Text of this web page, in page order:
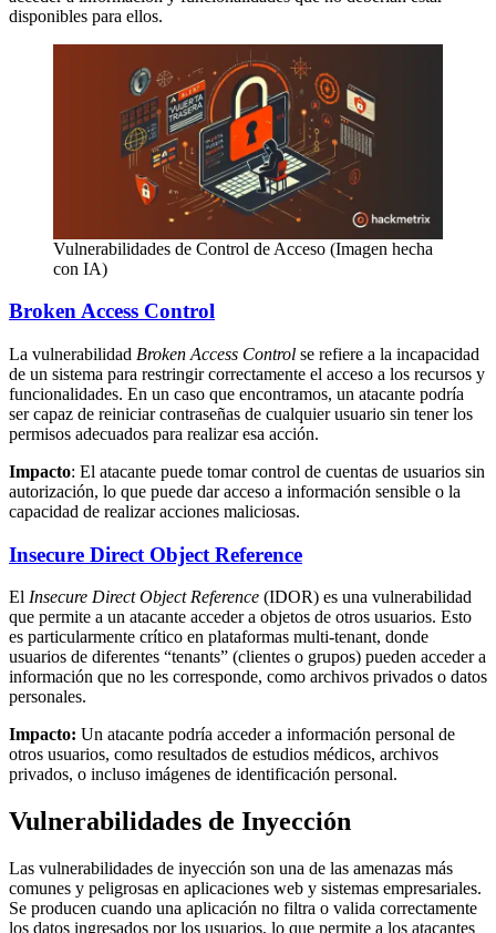
disponibles para ellos.
Vulnerabilidades de Control de Acceso (Imagen hecha
con IA)
Broken Access Control
La vulnerabilidad Broken Access Control se refiere a la incapacidad
de un sistema para restringir correctamente el acceso a los recursos y
funcionalidades. En un caso que encontramos, un atacante podría
ser capaz de reiniciar contraseñas de cualquier usuario sin tener los
permisos adecuados para realizar esa acción.
Impacto: El atacante puede tomar control de cuentas de usuarios sin
autorización, lo que puede dar acceso a información sensible o la
capacidad de realizar acciones maliciosas.
Insecure Direct Object Reference
El Insecure Direct Object Reference (IDOR) es una vulnerabilidad
que permite a un atacante acceder a objetos de otros usuarios. Esto
es particularmente crítico en plataformas multi-tenant, donde
usuarios de diferentes “tenants” (clientes o grupos) pueden acceder a
información que no les corresponde, como archivos privados o datos
personales.
Impacto: Un atacante podría acceder a información personal de
otros usuarios, como resultados de estudios médicos, archivos
privados, o incluso imágenes de identificación personal.
Vulnerabilidades de Inyección
Las vulnerabilidades de inyección son una de las amenazas más
comunes y peligrosas en aplicaciones web y sistemas empresariales.
Se producen cuando una aplicación no filtra o valida correctamente
los datos ingresados por los usuarios, lo que permite a los atacantes